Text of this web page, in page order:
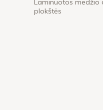
Laminuotos medžio
plokštės